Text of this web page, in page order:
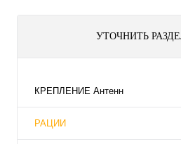
УТОЧНИТЬ
КРЕПЛЕНИЕ Антенн
РАЦИИ